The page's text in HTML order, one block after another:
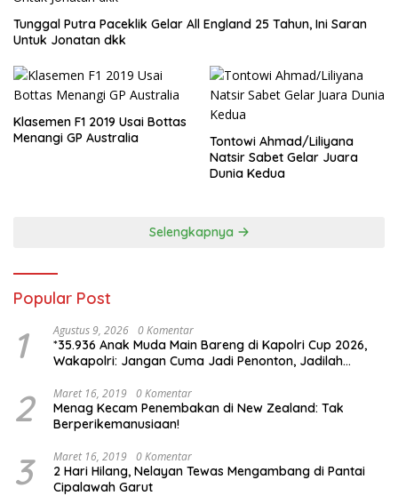
Tunggal Putra Paceklik Gelar All England 25 Tahun, Ini Saran
Untuk Jonatan dkk
Klasemen F1 2019 Usai Bottas
Menangi GP Australia
Tontowi Ahmad/Liliyana
Natsir Sabet Gelar Juara
Dunia Kedua
Selengkapnya
Popular Post
1 Agustus 9, 2026 0 Komentar
*35.936 Anak Muda Main Bareng di Kapolri Cup 2026,
Wakapolri: Jangan Cuma Jadi Penonton, Jadilah
2 Maret 16, 2019 0 Komentar
Menag Kecam Penembakan di New Zealand: Tak
Berperikemanusiaan!
3 Maret 16, 2019 0 Komentar
2 Hari Hilang, Nelayan Tewas Mengambang di Pantai
Cipalawah Garut